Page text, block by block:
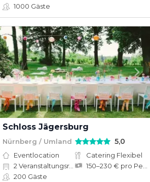
1000 Gäste
Schloss Jägersburg
Nürnberg / Umland 5,0
Eventlocation
Catering Flexibel
2 Veranstaltungsräume
200 Gäste